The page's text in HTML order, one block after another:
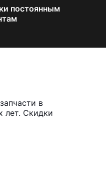
постоянным
в
лет. Скидки